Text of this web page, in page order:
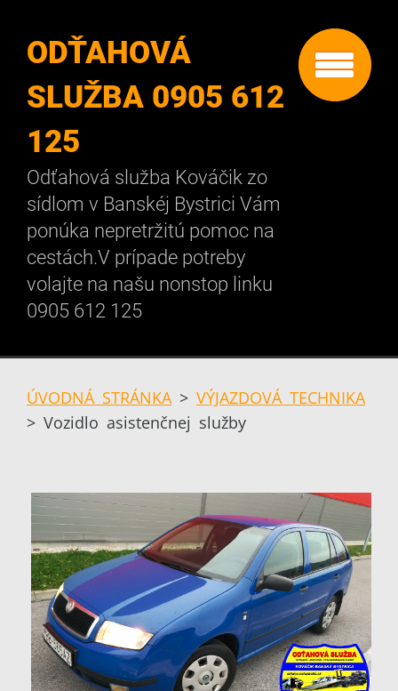
ODŤAHOVÁ
SLUŽBA 0905 612
125
Odťahová služba Kováčik zo
sídlom v Banskéj Bystrici Vám
ponúka nepretržitú pomoc na
cestách.V prípade potreby
volajte na našu nonstop linku
0905 612 125
ÚVODNÁ STRÁNKA > VÝJAZDOVÁ TECHNIKA
> Vozidlo asistenčnej služby